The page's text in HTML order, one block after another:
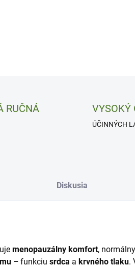
RUČNÁ VYSOKÝ
ÚČINNÝCH
Diskusia
menopauzálny komfort, normálny
– funkciu srdca a krvného tlaku.